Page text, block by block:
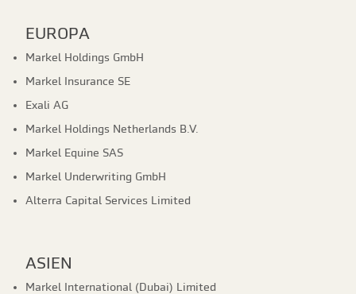
EUROPA
Markel Holdings GmbH
Markel Insurance SE
Exali AG
Markel Holdings Netherlands B.V.
Markel Equine SAS
Markel Underwriting GmbH
Alterra Capital Services Limited
ASIEN
Markel International (Dubai) Limited